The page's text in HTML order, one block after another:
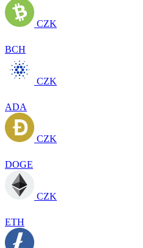
CZK
BCH
CZK
ADA
CZK
DOGE
CZK
ETH